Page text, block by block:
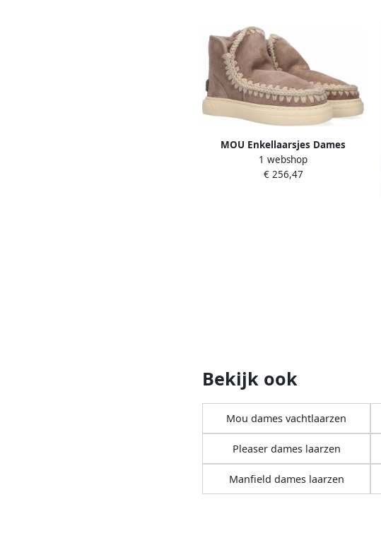
MOU Enkellaarsjes Dames
Pantoffels Damesschoenen Suède
Eskimo bold glitt Taupe
1 webshop
€ 256,47
Bekijk ook
Mou dames vachtlaarzen
Pleaser dames laarzen
Manfield dames laarzen